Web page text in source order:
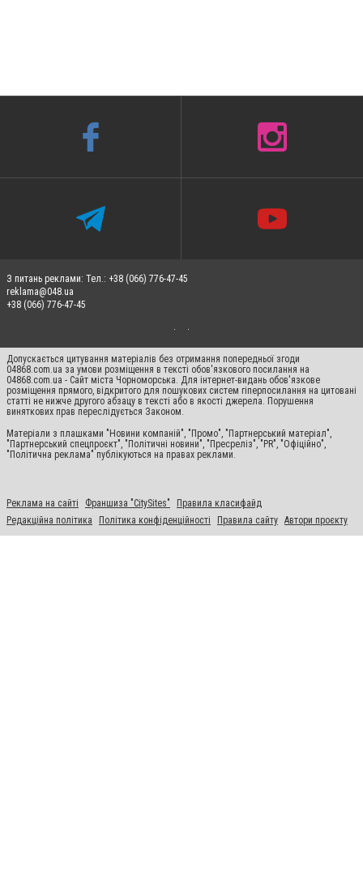
З питань реклами: Тел.: +38 (066) 776-47-45
reklama@048.ua
+38 (066) 776-47-45
Допускається цитування матеріалів без отримання попередньої згоди
04868.com.ua за умови розміщення в тексті обов'язкового посилання на
04868.com.ua - Сайт міста Чорноморська. Для інтернет-видань обов'язкове
розміщення прямого, відкритого для пошукових систем гіперпосилання на цитовані
статті не нижче другого абзацу в тексті або в якості джерела. Порушення
виняткових прав переслідується Законом.
Матеріали з плашками "Новини компаній", "Промо", "Партнерський матеріал",
"Партнерський спецпроєкт", "Політичні новини", "Пресреліз", "PR", "Офіційно",
"Політична реклама" публікуються на правах реклами.
Реклама на сайті Франшиза "CitySites"
Правила класифайд
Редакційна політика
Політика конфіденційності Правила сайту Автори проєкту